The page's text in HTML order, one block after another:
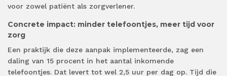
voor zowel patiënt als zorgverlener.
Concrete impact: minder telefoontjes, meer tijd voor
zorg
Een praktijk die deze aanpak implementeerde, zag een
daling van 15 procent in het aantal inkomende
telefoontjes. Dat levert tot wel 2,5 uur per dag op. Tijd die